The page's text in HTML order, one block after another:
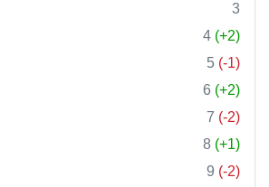
3
4 (+2)
5 (-1)
6 (+2)
7 (-2)
8 (+1)
9 (-2)